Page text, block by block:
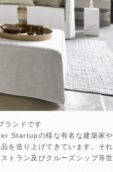
ランドです
Startupの様な有名な建築家や
を造り上げてきています。それ
トラン及びクルーズシップ等世